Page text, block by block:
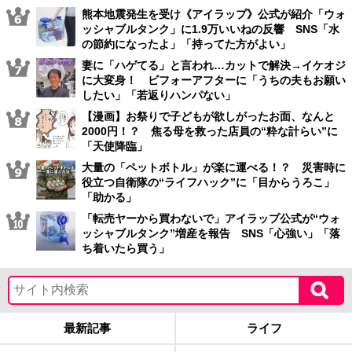
熊本地震発生を受け《アイラップ》公式が紹介「ウォ
ッシャブルタンク」に1.9万いいねの反響 SNS「水
の節約になったよ」「持ってた方がよい」
妻に「ハゲてる」と言われ…カットで解決→イケオジ
に大変身！ ビフォーアフターに「うちの夫もお願い
したい」「若返りハンパない」
【漫画】お祭りで子どもが欲しがったお面、なんと
2000円！？ 焦る母を救った店員の“粋な計らい”に
「天使降臨」
大量の「ペットボトル」が楽に運べる！？ 災害時に
役立つ自衛隊の“ライフハック”に「目からうろこ」
「助かる」
「転売ヤーから買わないで」アイラップ公式が“ウォ
ッシャブルタンク”増産を報告 SNS「心強い」「落
ち着いたら買う」
最新記事 ライフ